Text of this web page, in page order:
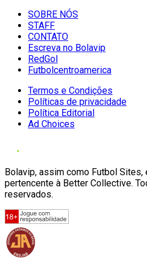
SOBRE NÓS
STAFF
CONTATO
Escreva no Bolavip
RedGol
Futbolcentroamerica
Termos e Condições
Políticas de privacidade
Política Editorial
Ad Choices
Bolavip, assim como Futbol Sites,
pertencente à Better Collective.
reservados.